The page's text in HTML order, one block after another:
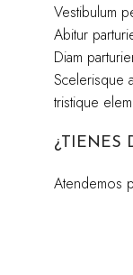
Vestibulum
Abitur
Diam
Scelerisque
tristique
¿TIENES
Atendemos